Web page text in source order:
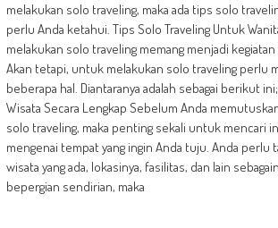
melakukan solo traveling, maka ada tips solo
perlu Anda ketahui. Tips Solo Traveling Untuk
melakukan solo traveling memang menjadi kegiatan
Akan tetapi, untuk melakukan solo traveling perlu
beberapa hal. Diantaranya adalah sebagai berikut
Wisata Secara Lengkap Sebelum Anda
solo traveling, maka penting sekali untuk mencari
mengenai tempat yang ingin Anda tuju. Anda
wisata yang ada, lokasinya, fasilitas, dan lain
bepergian sendirian, maka